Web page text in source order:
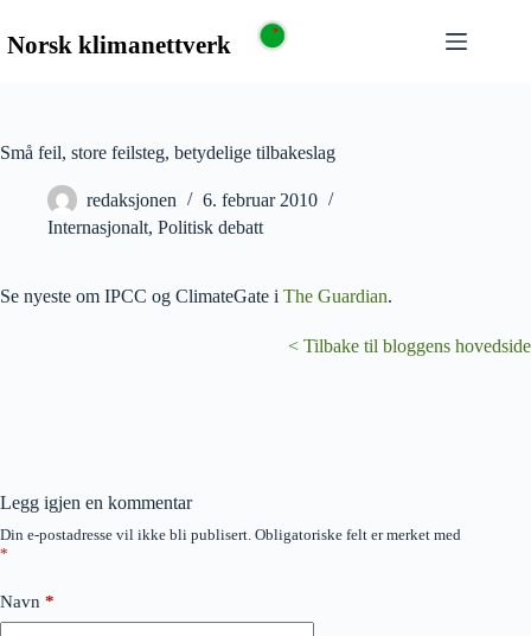
Små feil, store feilsteg, betydelige tilbakeslag
redaksjonen
6. februar 2010
Internasjonalt, Politisk debatt
Se nyeste om IPCC og ClimateGate i The Guardian.
< Tilbake til bloggens hovedside
Legg igjen en kommentar
Din e-postadresse vil ikke bli publisert. Obligatoriske felt er merket med
*
Navn *